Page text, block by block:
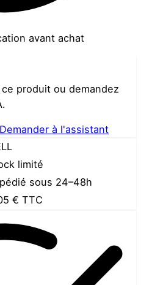
avant achat
produit ou demandez
Demander à l'assistant
limité
sous 24–48h
€ TTC